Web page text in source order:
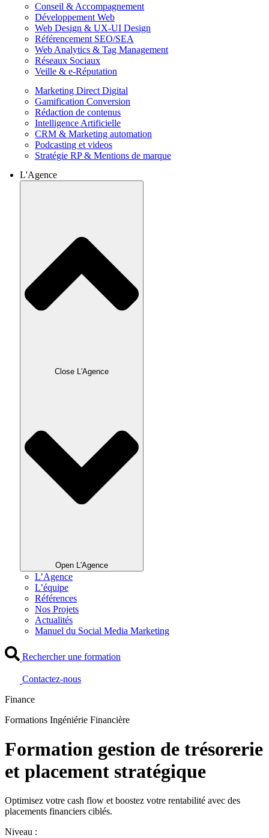
Conseil & Accompagnement
Développement Web
Web Design & UX-UI Design
Référencement SEO/SEA
Web Analytics & Tag Management
Réseaux Sociaux
Veille & e-Réputation
Marketing Direct Digital
Gamification Conversion
Rédaction de contenus
Intelligence Artificielle
CRM & Marketing automation
Podcasting et videos
Stratégie RP & Mentions de marque
L'Agence
Close L'Agence
Open L'Agence
L’Agence
L’équipe
Références
Nos Projets
Actualités
Manuel du Social Media Marketing
Rechercher une formation
Contactez-nous
Finance
Formations Ingéniérie Financière
Formation gestion de trésorerie
et placement stratégique
Optimisez votre cash flow et boostez votre rentabilité avec des
placements financiers ciblés.
Niveau :